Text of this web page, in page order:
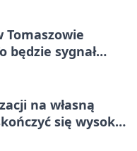
Tomaszowie
będzie sygnał
na własną
się wysoką